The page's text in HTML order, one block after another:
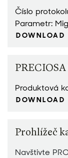
Číslo
Parametr:
DOWNLOAD
Produktová
DOWNLOAD
Prohlížeč
Navštivte